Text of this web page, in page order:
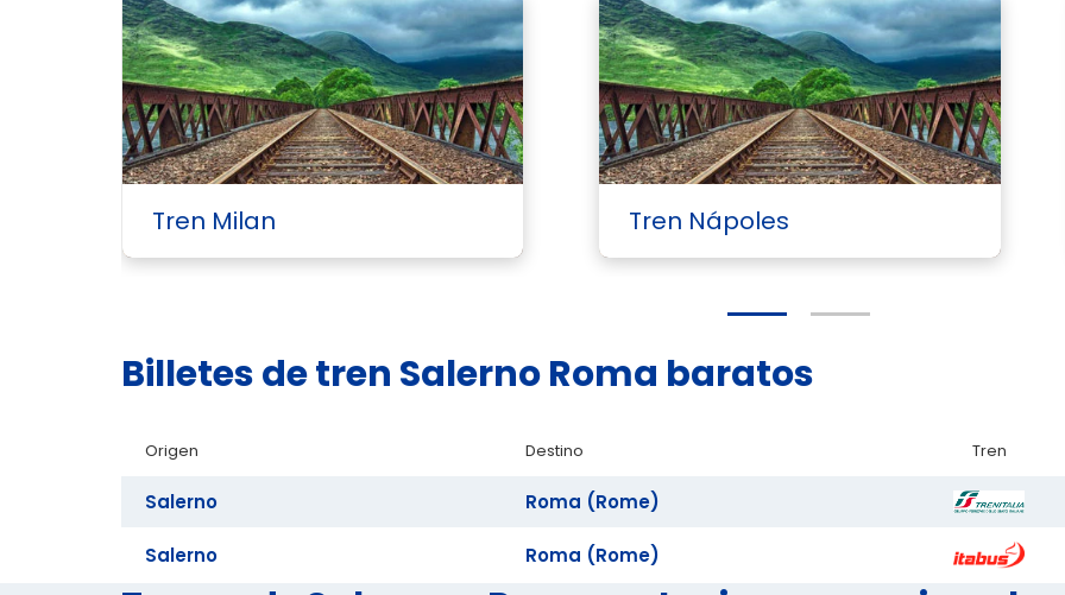
Tren Milan Tren Nápoles
Billetes de tren Salerno Roma baratos
Origen Destino Tren
Salerno Roma (Rome)
Salerno Roma (Rome)